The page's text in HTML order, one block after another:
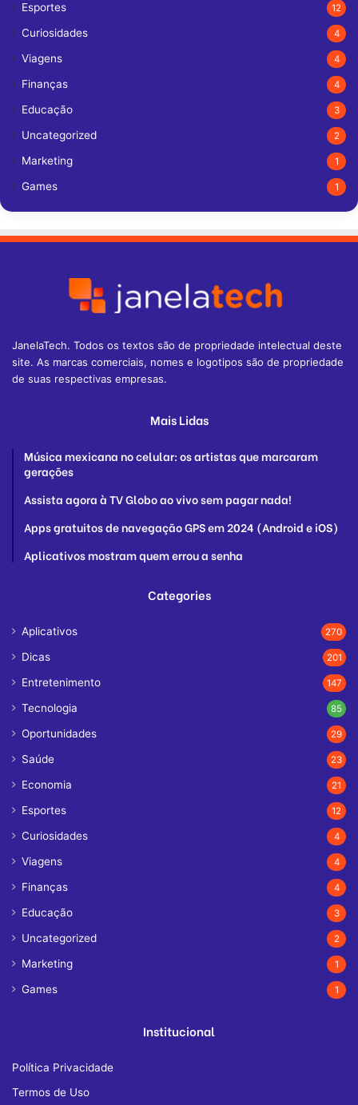
Esportes 12
Curiosidades 4
Viagens 4
Finanças 4
Educação 3
Uncategorized 2
Marketing 1
Games 1
JanelaTech. Todos os textos são de propriedade intelectual deste
site. As marcas comerciais, nomes e logotipos são de propriedade
de suas respectivas empresas.
Mais Lidas
Música mexicana no celular: os artistas que marcaram
gerações
Assista agora à TV Globo ao vivo sem pagar nada!
Apps gratuitos de navegação GPS em 2024 (Android e iOS)
Aplicativos mostram quem errou a senha
Categories
Aplicativos 270
Dicas 201
Entretenimento 147
Tecnologia 85
Oportunidades 29
Saúde 23
Economia 21
Esportes 12
Curiosidades 4
Viagens 4
Finanças 4
Educação 3
Uncategorized 2
Marketing 1
Games 1
Institucional
Política Privacidade
Termos de Uso